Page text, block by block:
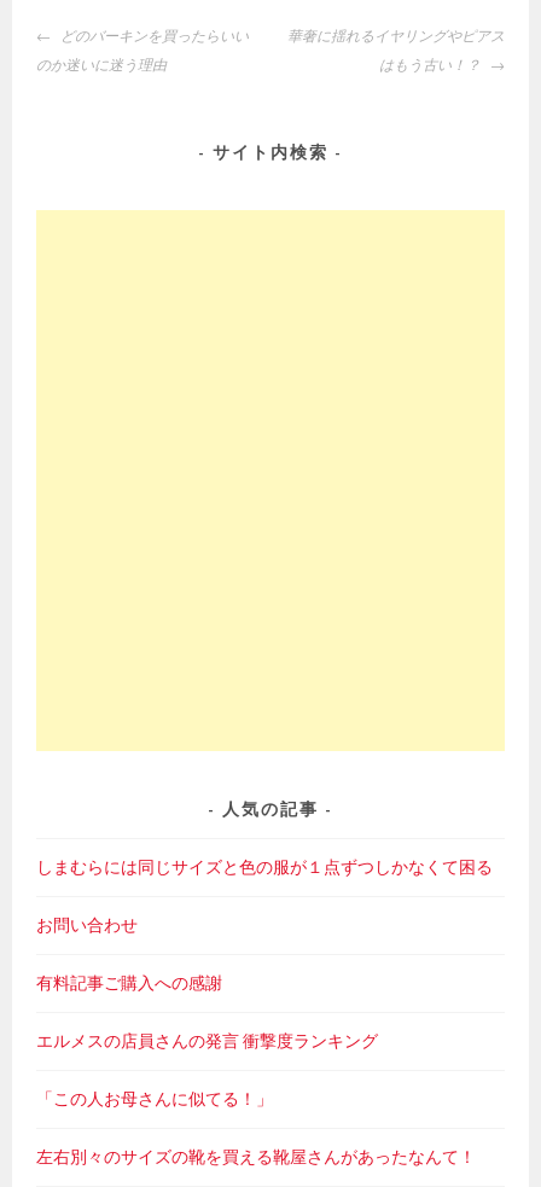
投
稿
シ
どのバーキンを買ったらいい
のか迷いに迷う理由
華奢に揺れるイヤリングやピアス
はもう古い！？
サイト内検索
人気の記事
しまむらには同じサイズと色の服が１点ずつしかなくて困る
お問い合わせ
有料記事ご購入への感謝
エルメスの店員さんの発言 衝撃度ランキング
「この人お母さんに似てる！」
左右別々のサイズの靴を買える靴屋さんがあったなんて！